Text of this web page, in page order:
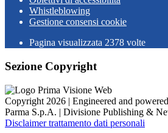
Whistleblowing
Gestione consensi cookie
Pagina visualizzata 2378 volte
Sezione Copyright
Copyright 2026 | Engineered and
Parma S.p.A. | Divisione Publishing &
Disclaimer trattamento dati personali